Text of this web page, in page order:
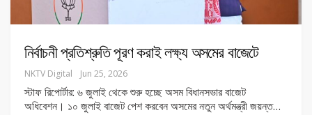
নির্বাচনী প্রতিশ্রুতি পূরণ করাই লক্ষ্য অসমের বাজেটে
NKTV Digital Jun 25, 2026
স্টাফ রিপোর্টার: ৬ জুলাই থেকে শুরু হচ্ছে অসম বিধানসভার বাজেট
অধিবেশন। ১০ জুলাই বাজেট পেশ করবেন অসমের নতুন অর্থমন্ত্রী জয়ন্ত…